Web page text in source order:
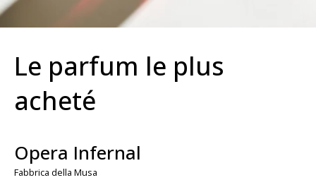
Le parfum le plus
acheté
Opera Infernal
Fabbrica della Musa